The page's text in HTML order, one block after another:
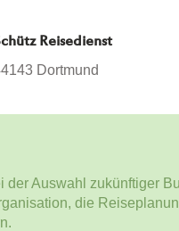
Reisedienst
Dortmund
Auswahl zukünftiger
die